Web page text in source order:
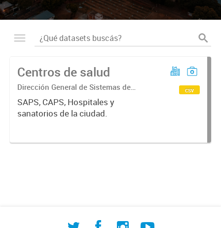
Centros de salud
Dirección General de Sistemas de
Información Geográfica
SAPS, CAPS, Hospitales y
sanatorios de la ciudad.
csv